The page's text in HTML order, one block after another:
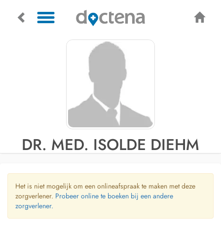
DR. MED. ISOLDE DIEHM
Het is niet mogelijk om een onlineafspraak te maken met deze
zorgverlener. Probeer online te boeken bij een andere
zorgverlener.